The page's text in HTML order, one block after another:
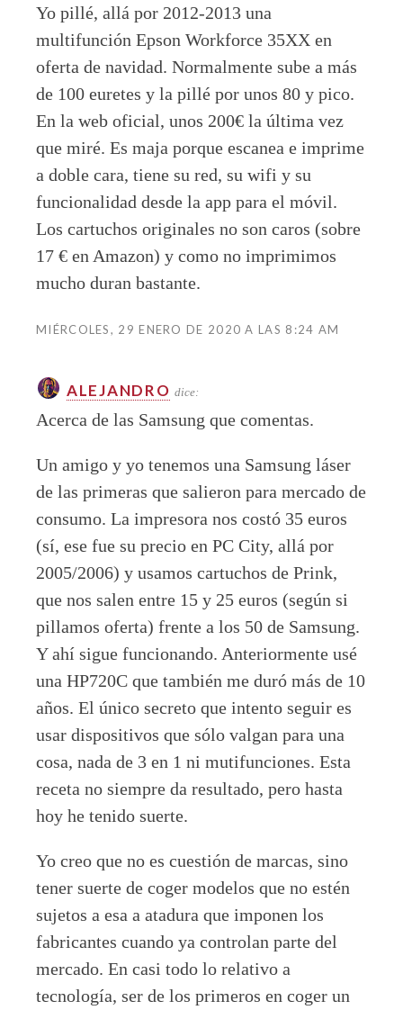
Yo pillé, allá por 2012-2013 una
multifunción Epson Workforce 35XX en
oferta de navidad. Normalmente sube a más
de 100 euretes y la pillé por unos 80 y pico.
En la web oficial, unos 200€ la última vez
que miré. Es maja porque escanea e imprime
a doble cara, tiene su red, su wifi y su
funcionalidad desde la app para el móvil.
Los cartuchos originales no son caros (sobre
17 € en Amazon) y como no imprimimos
mucho duran bastante.
MIÉRCOLES, 29 ENERO DE 2020 A LAS 8:24 AM
ALEJANDRO dice:
Acerca de las Samsung que comentas.
Un amigo y yo tenemos una Samsung láser
de las primeras que salieron para mercado de
consumo. La impresora nos costó 35 euros
(sí, ese fue su precio en PC City, allá por
2005/2006) y usamos cartuchos de Prink,
que nos salen entre 15 y 25 euros (según si
pillamos oferta) frente a los 50 de Samsung.
Y ahí sigue funcionando. Anteriormente usé
una HP720C que también me duró más de 10
años. El único secreto que intento seguir es
usar dispositivos que sólo valgan para una
cosa, nada de 3 en 1 ni mutifunciones. Esta
receta no siempre da resultado, pero hasta
hoy he tenido suerte.
Yo creo que no es cuestión de marcas, sino
tener suerte de coger modelos que no estén
sujetos a esa a atadura que imponen los
fabricantes cuando ya controlan parte del
mercado. En casi todo lo relativo a
tecnología, ser de los primeros en coger un